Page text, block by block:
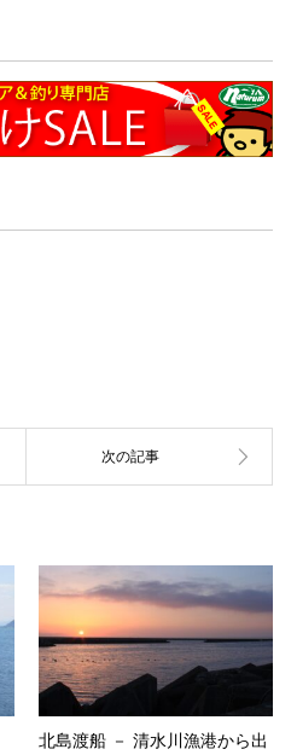
北島渡船 － 清水川漁港から出